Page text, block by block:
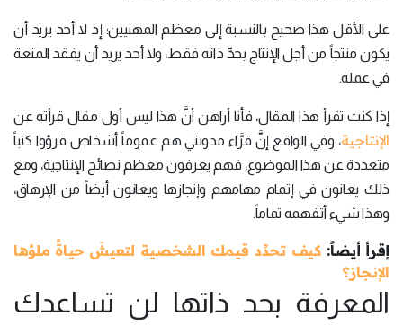
على الأقل هذا صحيح بالنسبة إلى معظم المهنيين؛ إذ لا أحد يريد أن
يكون منتجاً من أجل الإنتاج بحدِّ ذاته فقط، ولا أحد يريد أن يفقد المتعة
في عمله.
إذا كنت تقرأ هذا المقال، فأنا أراهن أنَّ هذا ليس أول مقال قرأته عن
الإنتاجية، وفي الواقع إنَّ قرَّاء مدونتي هم عموماً أشخاص قرؤوا كتباً
متعددة عن هذا الموضوع، فهم يعرفون معظم نصائح الإنتاجية، ومع
ذلك يعانون في إتمام مهامهم وإنجازها ويعانون أيضاً من الإرهاق،
وهذا شيء أتفهمه تماماً.
إقرأ أيضاً:كيف تحدِّد قيمك الشخصية لتعيشَ حياةً ملؤها
الإنجاز؟
المعرفة بحد ذاتها لن تساعدك